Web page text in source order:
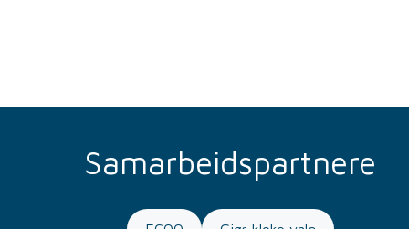
Samarbeidspartnere